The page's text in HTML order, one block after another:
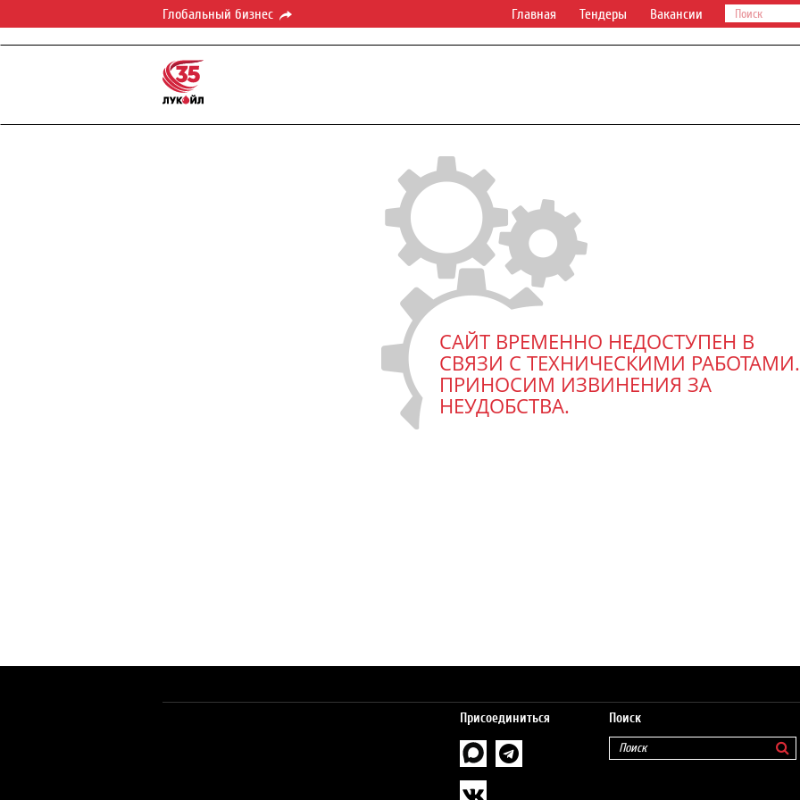
Глобальный бизнес Главная Тендеры Вакансии
САЙТ ВРЕМЕННО НЕДОСТУПЕН В
СВЯЗИ С ТЕХНИЧЕСКИМИ РАБОТАМИ.
ПРИНОСИМ ИЗВИНЕНИЯ ЗА
НЕУДОБСТВА.
Присоединиться Поиск